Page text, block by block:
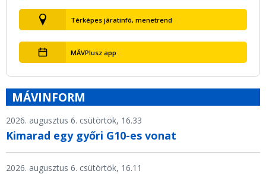
Térképes járatinfó, menetrend
MÁVPlusz app
MÁVINFORM
2026. augusztus 6. csütörtök, 16.33
Kimarad egy győri G10-es vonat
2026. augusztus 6. csütörtök, 16.11